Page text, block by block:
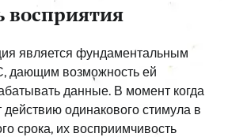
восприятия
является фундаментальным
дающим возможность ей
данные. В момент когда
одинакового стимула в
срока, их восприимчивость